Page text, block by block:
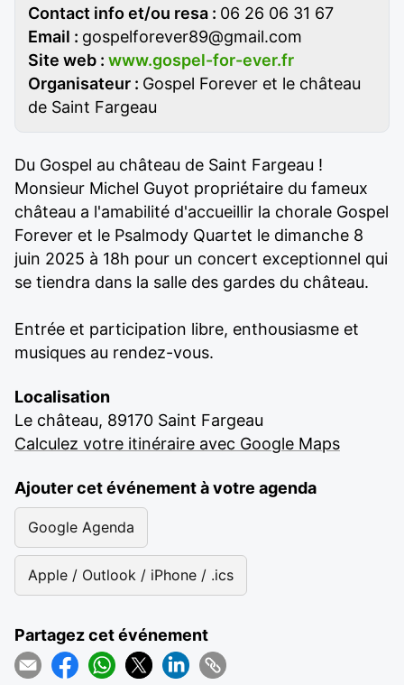
Contact info et/ou resa : 06 26 06 31 67
Email : gospelforever89@gmail.com
Site web : www.gospel-for-ever.fr
Organisateur : Gospel Forever et le château
de Saint Fargeau
Du Gospel au château de Saint Fargeau !
Monsieur Michel Guyot propriétaire du fameux
château a l'amabilité d'accueillir la chorale Gospel
Forever et le Psalmody Quartet le dimanche 8
juin 2025 à 18h pour un concert exceptionnel qui
se tiendra dans la salle des gardes du château.
Entrée et participation libre, enthousiasme et
musiques au rendez-vous.
Localisation
Le château, 89170 Saint Fargeau
Calculez votre itinéraire avec Google Maps
Ajouter cet événement à votre agenda
Google Agenda
Apple / Outlook / iPhone / .ics
Partagez cet événement